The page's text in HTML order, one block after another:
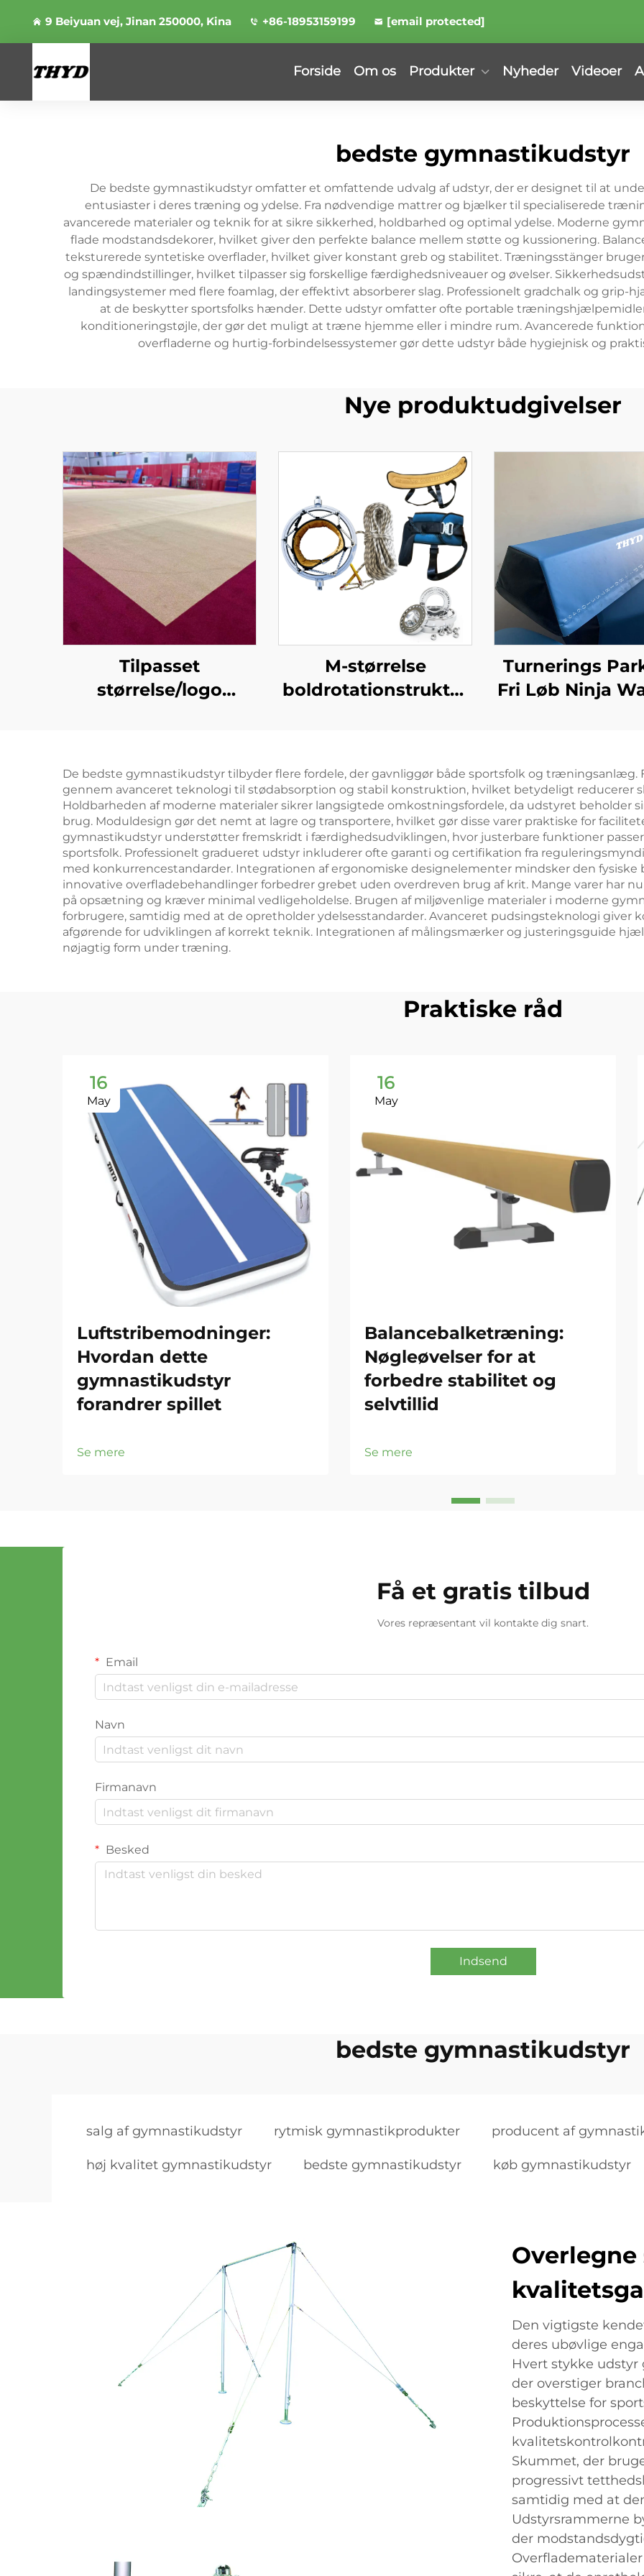
9 Beiyuan vej, Jinan 250000, Kina +86-18953159199 [email protected]
Forside Om os Produkter Nyheder Videoer
bedste gymnastikudstyr
De bedste gymnastikudstyr omfatter et omfattende udvalg af udstyr, der er designet til at
entusiaster i deres træning og ydelse. Fra nødvendige mattrer og bjælker til specialiserede
avancerede materialer og teknik for at sikre sikkerhed, holdbarhed og optimal ydelse. Moderne
flade modstandsdekorer, hvilket giver den perfekte balance mellem støtte og kussionering.
teksturerede syntetiske overflader, hvilket giver konstant greb og stabilitet. Træningsstänger
og spændindstillinger, hvilket tilpasser sig forskellige færdighedsniveauer og øvelser.
landingsystemer med flere foamlag, der effektivt absorberer slag. Professionelt gradchalk og grip-
at de beskytter sportsfolks hænder. Dette udstyr omfatter ofte portable
konditioneringstøjle, der gør det muligt at træne hjemme eller i mindre rum. Avancerede
overfladerne og hurtig-forbindelsessystemer gør dette udstyr både hygiejnisk og
Nye produktudgivelser
Tilpasset
størrelse/logo
M-størrelse
boldrotationstruktur
trampoline, dykning,
elastrud, akrobatik
Turnerings
Fri Løb Ninja
De bedste gymnastikudstyr tilbyder flere fordele, der gavnliggør både sportsfolk og træningsanlæg.
gennem avanceret teknologi til stødabsorption og stabil konstruktion, hvilket betydeligt reducerer
Holdbarheden af moderne materialer sikrer langsigtede omkostningsfordele, da udstyret beholder
brug. Moduldesign gør det nemt at lagre og transportere, hvilket gør disse varer praktiske for
gymnastikudstyr understøtter fremskridt i færdighedsudviklingen, hvor justerbare funktioner
sportsfolk. Professionelt gradueret udstyr inkluderer ofte garanti og certifikation fra
med konkurrencestandarder. Integrationen af ergonomiske designelementer mindsker den
innovative overfladebehandlinger forbedrer grebet uden overdreven brug af krit. Mange varer har
på opsætning og kræver minimal vedligeholdelse. Brugen af miljøvenlige materialer i moderne
forbrugere, samtidig med at de opretholder ydelsesstandarder. Avanceret pudsingsteknologi giver
afgørende for udviklingen af korrekt teknik. Integrationen af målingsmærker og justeringsguide
nøjagtig form under træning.
Praktiske råd
16
May
Luftstribemodninger:
Hvordan dette
gymnastikudstyr
forandrer spillet
Se mere
16
May
Balancebalketræning:
Nøgleøvelser for at
forbedre stabilitet og
selvtillid
Se mere
Få et gratis tilbud
Vores repræsentant vil kontakte dig snart.
Email
Navn
Firmanavn
Besked
Indsend
bedste gymnastikudstyr
salg af gymnastikudstyr rytmisk gymnastikprodukter producent af
høj kvalitet gymnastikudstyr bedste gymnastikudstyr køb gymnastikudstyr
Den vigtigste
deres ubøvlige
Hvert stykke
der overstiger
beskyttelse for
Skummet, der
progressivt
samtidig med at
Udstyrsrammerne
der